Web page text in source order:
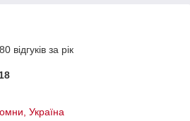
відгуків за рік
Україна